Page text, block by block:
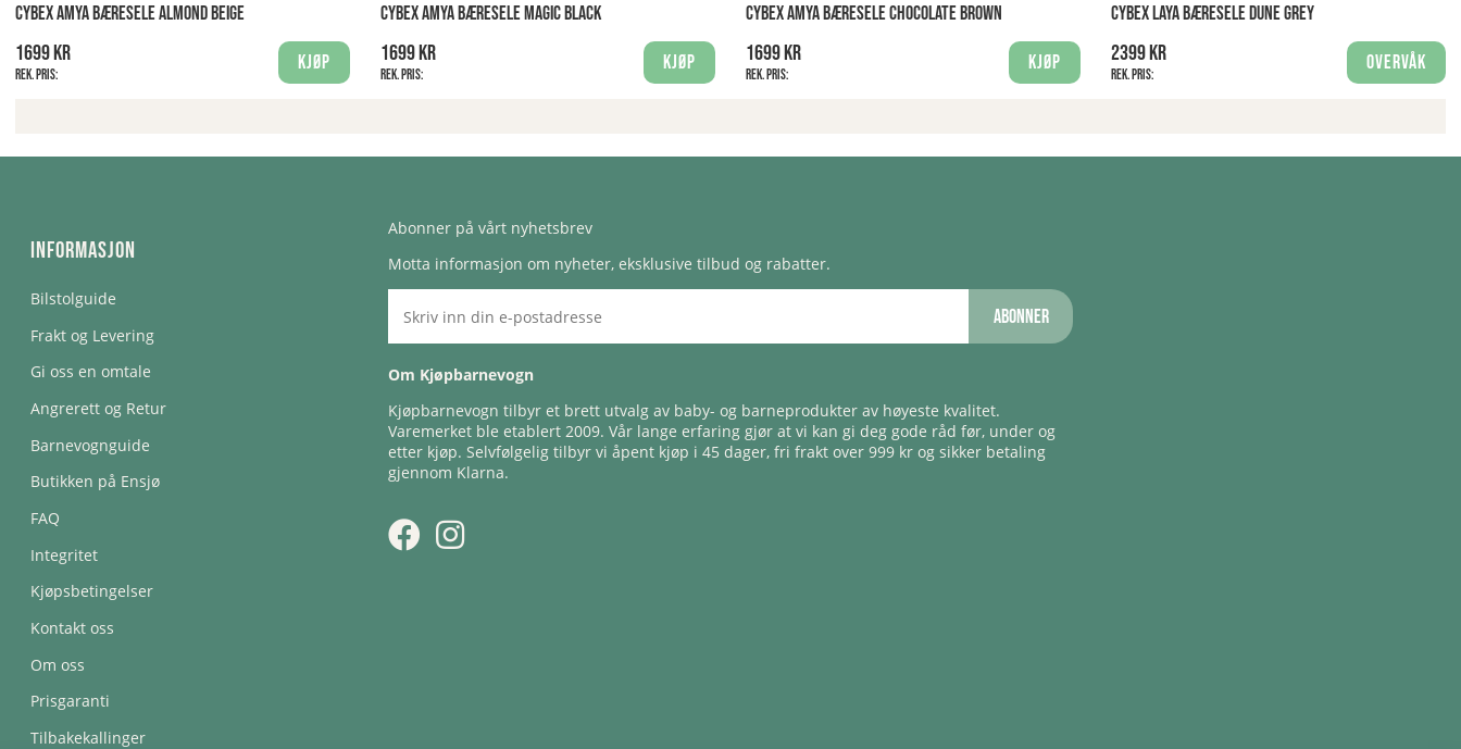
CYBEX AMYA BÆRESELE ALMOND BEIGE
1699 kr
Rek. pris:
Kjøp
CYBEX AMYA BÆRESELE MAGIC BLACK
1699 kr
Rek. pris:
Kjøp
CYBEX AMYA BÆRESELE CHOCOLATE BROWN
1699 kr
Rek. pris:
Kjøp
CYBEX LAYA BÆRESELE DUNE GREY
2399 kr
Rek. pris:
Overvåk
Informasjon
Bilstolguide
Frakt og Levering
Gi oss en omtale
Angrerett og Retur
Barnevognguide
Butikken på Ensjø
FAQ
Integritet
Kjøpsbetingelser
Kontakt oss
Om oss
Prisgaranti
Tilbakekallinger
Abonner på vårt nyhetsbrev
Motta informasjon om nyheter, eksklusive tilbud og rabatter.
Abonner
Om Kjøpbarnevogn
Kjøpbarnevogn tilbyr et brett utvalg av baby- og barneprodukter av høyeste kvalitet.
Varemerket ble etablert 2009. Vår lange erfaring gjør at vi kan gi deg gode råd før, under og
etter kjøp. Selvfølgelig tilbyr vi åpent kjøp i 45 dager, fri frakt over 999 kr og sikker betaling
gjennom Klarna.